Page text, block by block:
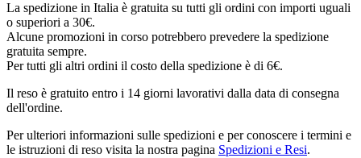
La spedizione in Italia è gratuita su tutti gli ordini con importi uguali
o superiori a 30€.
Alcune promozioni in corso potrebbero prevedere la spedizione
gratuita sempre.
Per tutti gli altri ordini il costo della spedizione è di 6€.
Il reso è gratuito entro i 14 giorni lavorativi dalla data di consegna
dell'ordine.
Per ulteriori informazioni sulle spedizioni e per conoscere i termini e
le istruzioni di reso visita la nostra pagina Spedizioni e Resi.